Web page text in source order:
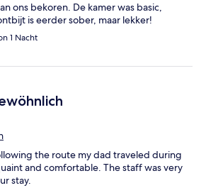
ons bekoren. De kamer was basic,
is eerder sober, maar lekker!
1 Nacht
the route my dad traveled during
and comfortable. The staff was very
stay.